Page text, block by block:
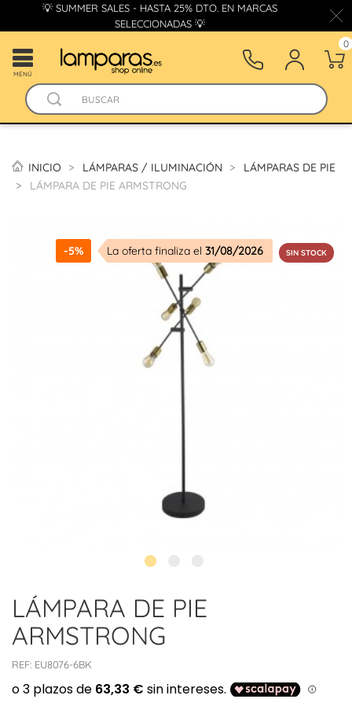
💡 SUMMER SALES - HASTA 25% DTO. EN MARCAS
SELECCIONADAS 💡
MENÚ
0
INICIO LÁMPARAS / ILUMINACIÓN
LÁMPARAS DE PIE
LÁMPARA DE PIE ARMSTRONG
-5% La oferta finaliza el 31/08/2026 SIN STOCK
LÁMPARA DE PIE
ARMSTRONG
REF: EU8076-6BK